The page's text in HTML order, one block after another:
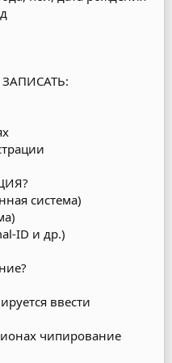
система)
ID и др.)
ввести
чипирование